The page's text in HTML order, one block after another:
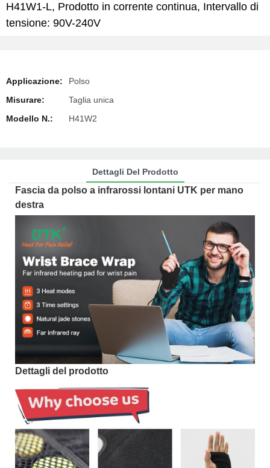
H41W1-L, Prodotto in corrente continua, Intervallo di
tensione: 90V-240V
Applicazione:
Polso
Misurare:
Taglia unica
Modello N.:
H41W2
Dettagli Del Prodotto
Fascia da polso a infrarossi lontani UTK per mano
destra
Dettagli del prodotto